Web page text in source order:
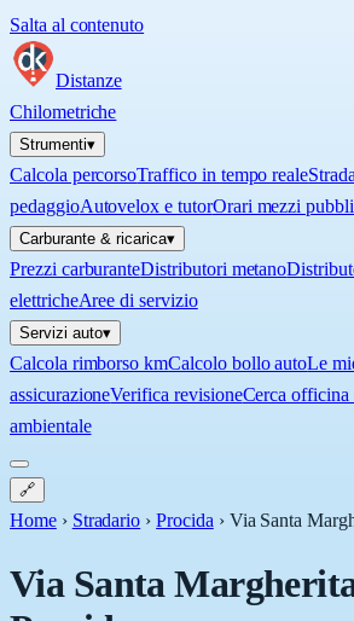
Salta al contenuto
Distanze
Chilometriche
Strumenti▾
Calcola percorsoTraffico in tempo reale
pedaggioAutovelox e tutorOrari mezzi
Carburante & ricarica▾
Prezzi carburanteDistributori metano
elettricheAree di servizio
Servizi auto▾
Calcola rimborso kmCalcolo bollo autoLe
assicurazioneVerifica revisioneCerca officina
ambientale
🔗
Home › Stradario › Procida › Via Santa
Via Santa